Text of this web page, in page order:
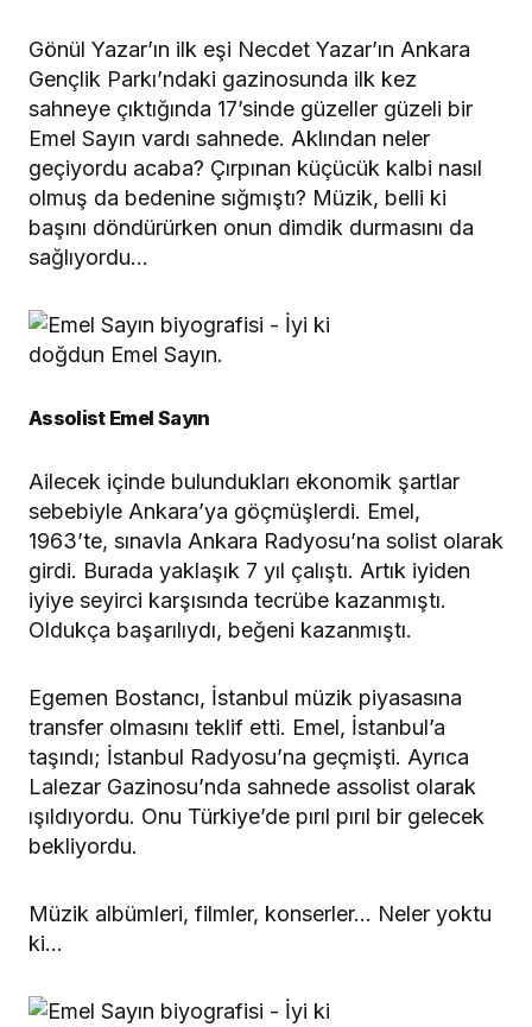
Gönül Yazar’ın ilk eşi Necdet Yazar’ın Ankara
Gençlik Parkı’ndaki gazinosunda ilk kez
sahneye çıktığında 17’sinde güzeller güzeli bir
Emel Sayın vardı sahnede. Aklından neler
geçiyordu acaba? Çırpınan küçücük kalbi nasıl
olmuş da bedenine sığmıştı? Müzik, belli ki
başını döndürürken onun dimdik durmasını da
sağlıyordu…
Assolist Emel Sayın
Ailecek içinde bulundukları ekonomik şartlar
sebebiyle Ankara’ya göçmüşlerdi. Emel,
1963’te, sınavla Ankara Radyosu’na solist olarak
girdi. Burada yaklaşık 7 yıl çalıştı. Artık iyiden
iyiye seyirci karşısında tecrübe kazanmıştı.
Oldukça başarılıydı, beğeni kazanmıştı.
Egemen Bostancı, İstanbul müzik piyasasına
transfer olmasını teklif etti. Emel, İstanbul’a
taşındı; İstanbul Radyosu’na geçmişti. Ayrıca
Lalezar Gazinosu’nda sahnede assolist olarak
ışıldıyordu. Onu Türkiye’de pırıl pırıl bir gelecek
bekliyordu.
Müzik albümleri, filmler, konserler… Neler yoktu
ki…